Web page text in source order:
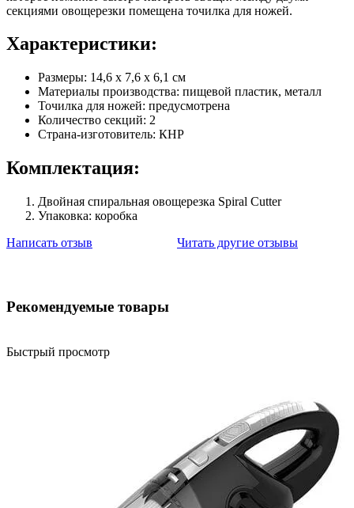
секциями овощерезки помещена точилка для ножей.
Характеристики:
Размеры: 14,6 х 7,6 х 6,1 см
Материалы производства: пищевой пластик, металл
Точилка для ножей: предусмотрена
Количество секций: 2
Страна-изготовитель: КНР
Комплектация:
Двойная спиральная овощерезка Spiral Сutter
Упаковка: коробка
Написать отзыв
Читать другие отзывы
Рекомендуемые товары
Быстрый просмотр